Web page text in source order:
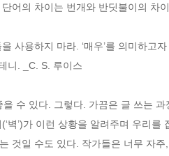
어의 차이는 번개와 반딧불이의 차
사용하지 마라. ‘매우’를 의미하고
니. _C. S. 루이스
을 수 있다. 그렇다. 가끔은 글 쓰는
벽’)가 이런 상황을 알려주며 우리
것일 수도 있다. 작가들은 너무 자